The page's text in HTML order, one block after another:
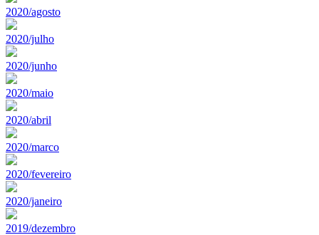
2020/agosto
2020/julho
2020/junho
2020/maio
2020/abril
2020/marco
2020/fevereiro
2020/janeiro
2019/dezembro